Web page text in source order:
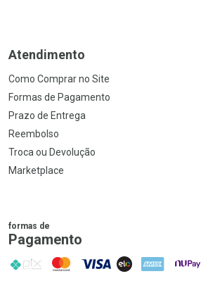
Atendimento
Como Comprar no Site
Formas de Pagamento
Prazo de Entrega
Reembolso
Troca ou Devolução
Marketplace
formas de
Pagamento
PIX MasterCard
VISA ELO AMEX NuPay